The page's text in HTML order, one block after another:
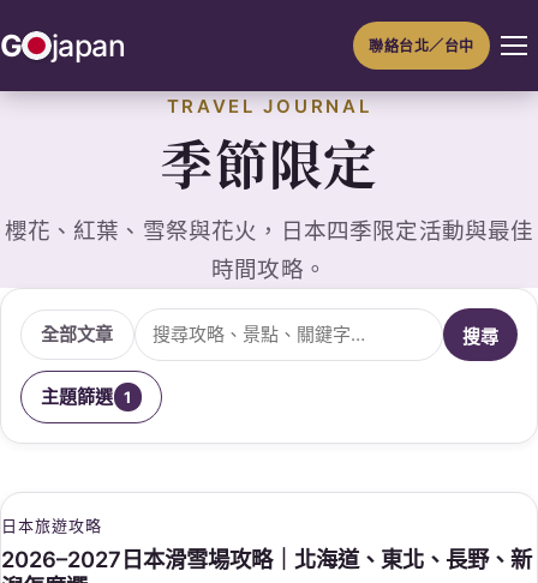
至
G japan 聯絡台北／台中
TRAVEL JOURNAL
季節限定
櫻花、紅葉、雪祭與花火，日本四季限定活動與最佳
時間攻略。
全部文章 搜尋文章 搜尋
主題篩選 1
日本旅遊攻略
2026–2027日本滑雪場攻略｜北海道、東北、長野、新